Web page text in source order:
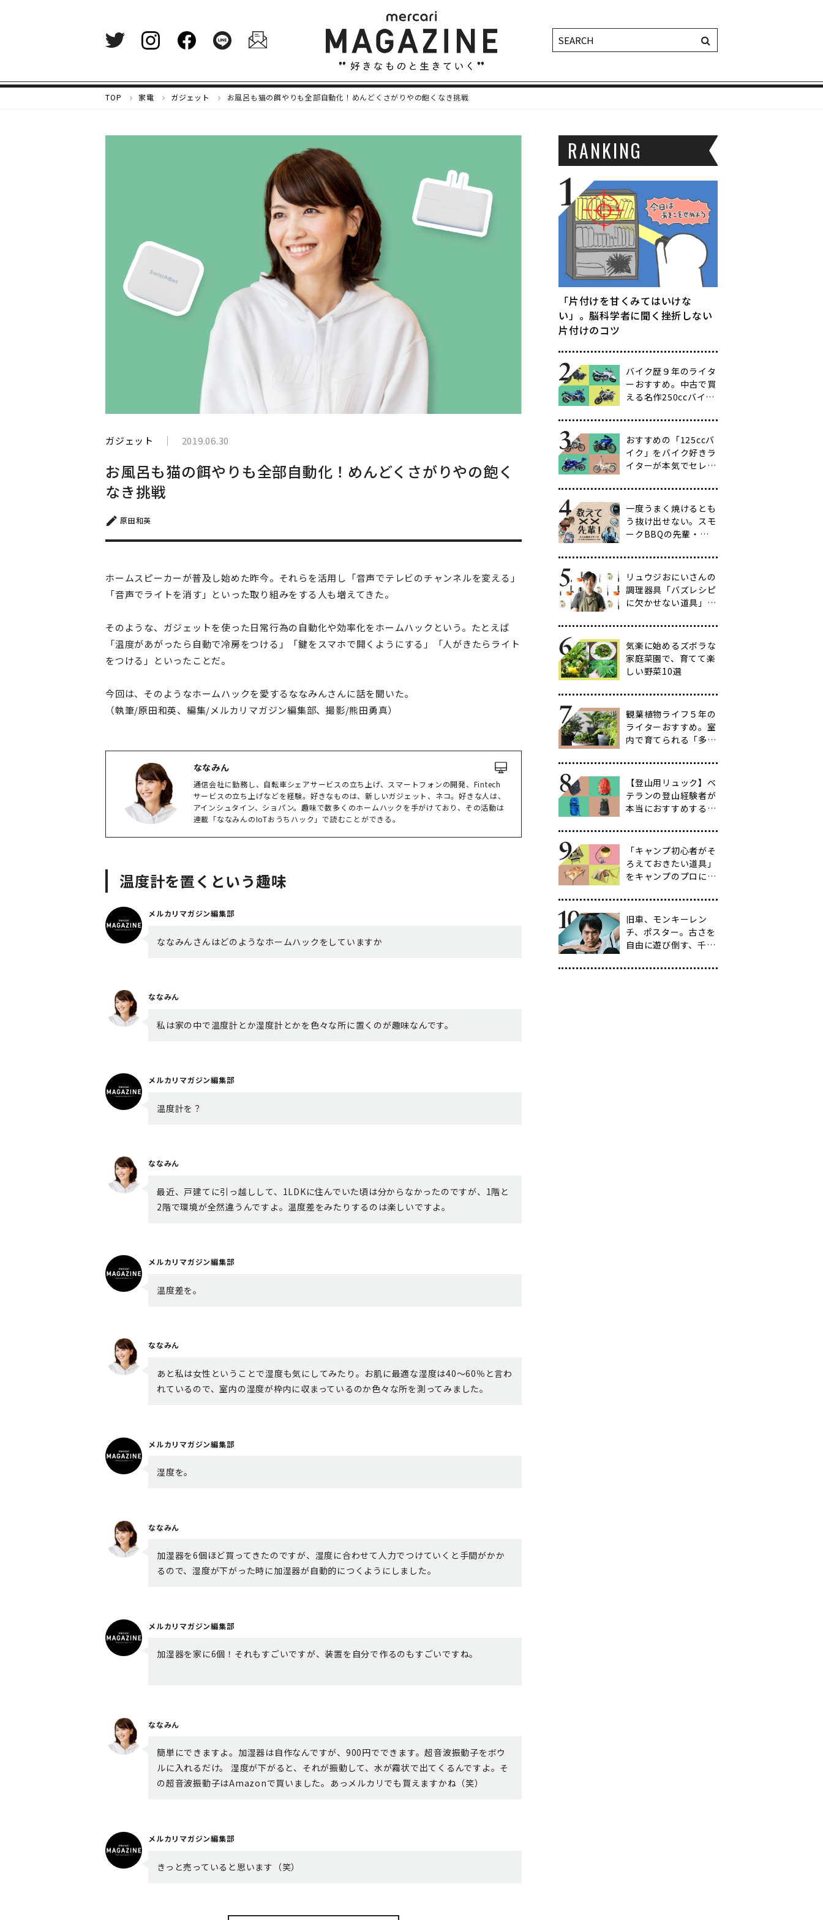
TOP
メ
リ
の
と
生
き
家電 ガジェット お風呂も猫の餌やりも全部自動化！めんどくさがりやの飽くなき挑戦
ガジェット 2019.06.30
お風呂も猫の餌やりも全部自動化！めんどくさがりやの飽く
なき挑戦
原田和英
ホームスピーカーが普及し始めた昨今。それらを活用し「音声でテレビのチャンネルを変える」
「音声でライトを消す」といった取り組みをする人も増えてきた。
そのような、ガジェットを使った日常行為の自動化や効率化をホームハックという。たとえば
「温度があがったら自動で冷房をつける」「鍵をスマホで開くようにする」「人がきたらライト
をつける」といったことだ。
今回は、そのようなホームハックを愛するななみんさんに話を聞いた。
（執筆/原田和英、編集/メルカリマガジン編集部、撮影/熊田勇真）
ななみん
通信会社に勤務し、自転車シェアサービスの立ち上げ、スマートフォンの開発、Fintech
サービスの立ち上げなどを経験。好きなものは、新しいガジェット、ネコ。好きな人は、
アインシュタイン、ショパン。趣味で数多くのホームハックを手がけており、その活動は
連載「ななみんのIoTおうちハック」で読むことができる。
温度計を置くという趣味
メルカリマガジン編集部
ななみんさんはどのようなホームハックをしていますか
ななみん
私は家の中で温度計とか湿度計とかを色々な所に置くのが趣味なんです。
メルカリマガジン編集部
温度計を？
ななみん
最近、戸建てに引っ越しして、1LDKに住んでいた頃は分からなかったのですが、1階と
2階で環境が全然違うんですよ。温度差をみたりするのは楽しいですよ。
メルカリマガジン編集部
温度差を。
ななみん
あと私は女性ということで湿度も気にしてみたり。お肌に最適な湿度は40〜60％と言わ
れているので、室内の湿度が枠内に収まっているのか色々な所を測ってみました。
メルカリマガジン編集部
湿度を。
ななみん
加湿器を6個ほど買ってきたのですが、湿度に合わせて人力でつけていくと手間がかか
るので、湿度が下がった時に加湿器が自動的につくようにしました。
メルカリマガジン編集部
加湿器を家に6個！それもすごいですが、装置を自分で作るのもすごいですね。
ななみん
簡単にできますよ。加湿器は自作なんですが、900円でできます。超音波振動子をボウ
ルに入れるだけ。 湿度が下がると、それが振動して、水が霧状で出てくるんですよ。そ
の超音波振動子はAmazonで買いました。あっメルカリでも買えますかね（笑）
メルカリマガジン編集部
きっと売っていると思います（笑）
RANKING
「片付けを甘くみてはいけな
い」。脳科学者に聞く挫折しない
片付けのコツ
バイク歴９年のライタ
ーおすすめ。中古で買
える名作250ccバイク
からベテラン向けま
で】
おすすめの「125ccバ
イク」をバイク好きラ
イターが本気でセレク
一度うまく焼けるとも
う抜け出せない。スモ
ークBBQの先輩・渋
だわりのアイテム20
選
リュウジおにいさんの
調理器具「バズレシピ
に欠かせない道具」５
気楽に始めるズボラな
家庭菜園で、育てて楽
しい野菜10選
観葉植物ライフ５年の
ライターおすすめ。室
内で育てられる「多肉
育て方も紹介】
【登山用リュック】ベ
テランの登山経験者が
本当におすすめする容
選
「キャンプ初心者がそ
ろえておきたい道具」
をキャンプのプロに聞
旧車、モンキーレン
チ、ポスター。古さを
自由に遊び倒す、千原
ージ愛」